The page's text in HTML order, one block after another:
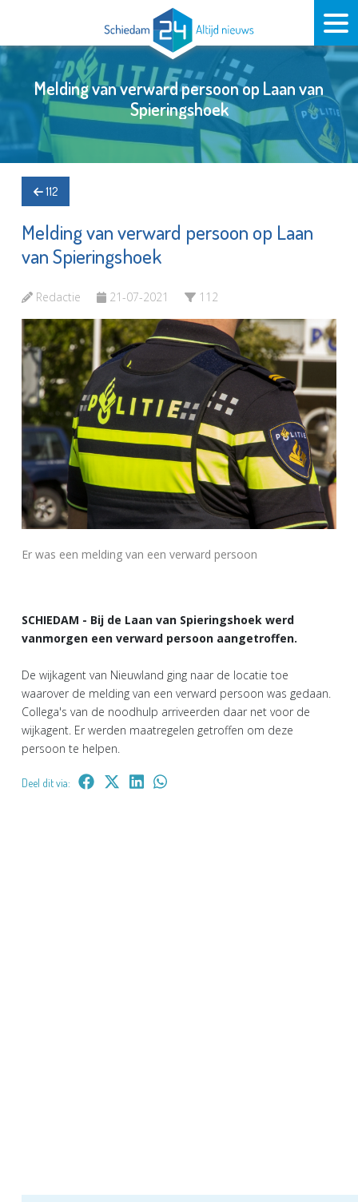
Melding van verward persoon op Laan van
Spieringshoek
112
Melding van verward persoon op Laan
van Spieringshoek
Redactie 21-07-2021 112
Er was een melding van een verward persoon
SCHIEDAM - Bij de Laan van Spieringshoek werd
vanmorgen een verward persoon aangetroffen.
De wijkagent van Nieuwland ging naar de locatie toe
waarover de melding van een verward persoon was gedaan.
Collega's van de noodhulp arriveerden daar net voor de
wijkagent. Er werden maatregelen getroffen om deze
persoon te helpen.
Deel dit via: